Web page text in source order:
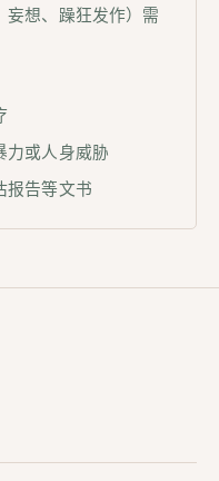
想、躁狂发作）需
力或人身威胁
报告等文书